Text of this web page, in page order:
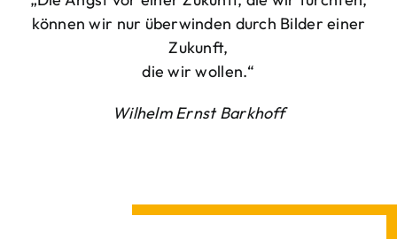
können wir nur überwinden durch Bilder einer
Zukunft,
die wir wollen.“
Wilhelm Ernst Barkhoff